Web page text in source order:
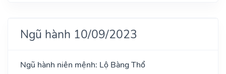
Ngũ hành 10/09/2023
Ngũ hành niên mệnh: Lộ Bàng Thổ